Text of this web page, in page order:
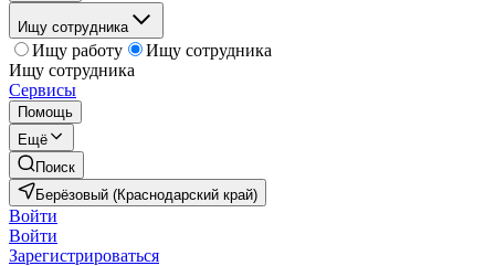
Ищу сотрудника
Ищу работу
Ищу сотрудника
Ищу сотрудника
Сервисы
Помощь
Ещё
Поиск
Берёзовый (Краснодарский край)
Войти
Войти
Зарегистрироваться